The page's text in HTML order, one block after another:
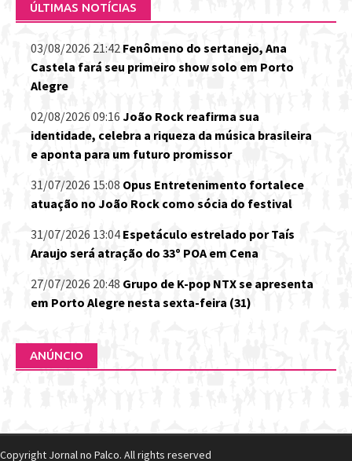
ÚLTIMAS NOTÍCIAS
03/08/2026 21:42 Fenômeno do sertanejo, Ana
Castela fará seu primeiro show solo em Porto
Alegre
02/08/2026 09:16 João Rock reafirma sua
identidade, celebra a riqueza da música brasileira
e aponta para um futuro promissor
31/07/2026 15:08 Opus Entretenimento fortalece
atuação no João Rock como sócia do festival
31/07/2026 13:04 Espetáculo estrelado por Taís
Araujo será atração do 33º POA em Cena
27/07/2026 20:48 Grupo de K-pop NTX se apresenta
em Porto Alegre nesta sexta-feira (31)
ANÚNCIO
Copyright Jornal no Palco. All rights reserved